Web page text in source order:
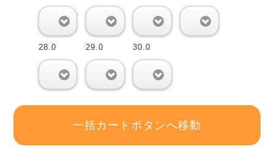
28.0 29.0 30.0
一括カートボタンへ移動